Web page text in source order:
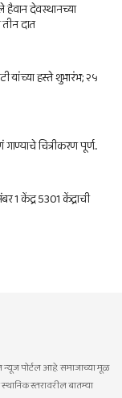
हैवान देवस्थानच्या
दात
यांच्या हस्ते शुभारंभ; २५
चित्रीकरण पूर्ण..
1 केंद्र 5301 केंद्राची
न्यूज पोर्टल आहे. समाजाच्या मूळ
स्तरावरील बातम्या